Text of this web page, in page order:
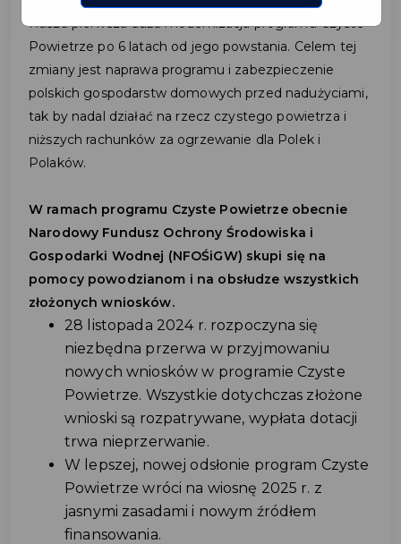
Rusza pierwsza duża modernizacja programu Czyste
Powietrze po 6 latach od jego powstania. Celem tej
zmiany jest naprawa programu i zabezpieczenie
polskich gospodarstw domowych przed nadużyciami,
tak by nadal działać na rzecz czystego powietrza i
niższych rachunków za ogrzewanie dla Polek i
Polaków.
W ramach programu Czyste Powietrze obecnie
Narodowy Fundusz Ochrony Środowiska i
Gospodarki Wodnej (NFOŚiGW) skupi się na
pomocy powodzianom i na obsłudze wszystkich
złożonych wniosków.
28 listopada 2024 r. rozpoczyna się
niezbędna przerwa w przyjmowaniu
nowych wniosków w programie Czyste
Powietrze. Wszystkie dotychczas złożone
wnioski są rozpatrywane, wypłata dotacji
trwa nieprzerwanie.
W lepszej, nowej odsłonie program Czyste
Powietrze wróci na wiosnę 2025 r. z
jasnymi zasadami i nowym źródłem
finansowania.